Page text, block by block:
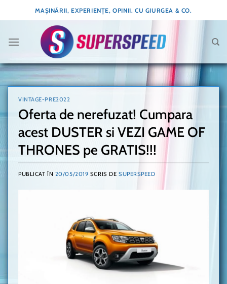
to
MAȘINĂRII, EXPERIENȚE, OPINII. CU GIURGEA & CO.
VINTAGE-PRE2022
Oferta de nerefuzat! Cumpara
acest DUSTER si VEZI GAME OF
THRONES pe GRATIS!!!
PUBLICAT ÎN 20/05/2019 SCRIS DE SUPERSPEED